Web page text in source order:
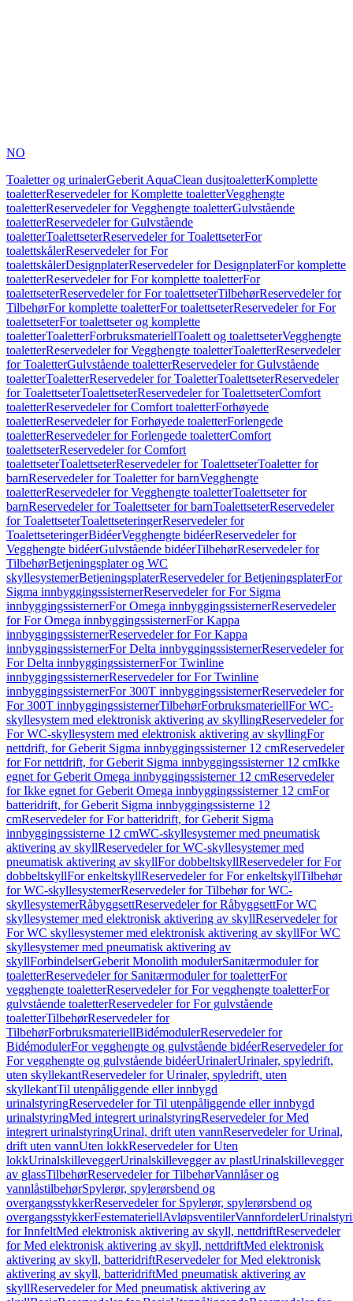
NO
Toaletter og urinalerGeberit AquaClean dusjtoaletterKomplette
toaletterReservedeler for Komplette toaletterVegghengte
toaletterReservedeler for Vegghengte toaletterGulvstående
toaletterReservedeler for Gulvstående
toaletterToalettseterReservedeler for ToalettseterFor
toalettskålerReservedeler for For
toalettskålerDesignplaterReservedeler for DesignplaterFor komplette
toaletterReservedeler for For komplette toaletterFor
toalettseterReservedeler for For toalettseterTilbehørReservedeler for
TilbehørFor komplette toaletterFor toalettseterReservedeler for For
toalettseterFor toalettseter og komplette
toaletterToaletterForbruksmateriellToalett og toalettseterVegghengte
toaletterReservedeler for Vegghengte toaletterToaletterReservedeler
for ToaletterGulvstående toaletterReservedeler for Gulvstående
toaletterToaletterReservedeler for ToaletterToalettseterReservedeler
for ToalettseterToalettseterReservedeler for ToalettseterComfort
toaletterReservedeler for Comfort toaletterForhøyede
toaletterReservedeler for Forhøyede toaletterForlengede
toaletterReservedeler for Forlengede toaletterComfort
toalettseterReservedeler for Comfort
toalettseterToalettseterReservedeler for ToalettseterToaletter for
barnReservedeler for Toaletter for barnVegghengte
toaletterReservedeler for Vegghengte toaletterToalettseter for
barnReservedeler for Toalettseter for barnToalettseterReservedeler
for ToalettseterToalettseteringerReservedeler for
ToalettseteringerBidéerVegghengte bidéerReservedeler for
Vegghengte bidéerGulvstående bidéerTilbehørReservedeler for
TilbehørBetjeningsplater og WC
skyllesystemerBetjeningsplaterReservedeler for BetjeningsplaterFor
Sigma innbyggingssisternerReservedeler for For Sigma
innbyggingssisternerFor Omega innbyggingssisternerReservedeler
for For Omega innbyggingssisternerFor Kappa
innbyggingssisternerReservedeler for For Kappa
innbyggingssisternerFor Delta innbyggingssisternerReservedeler for
For Delta innbyggingssisternerFor Twinline
innbyggingssisternerReservedeler for For Twinline
innbyggingssisternerFor 300T innbyggingssisternerReservedeler for
For 300T innbyggingssisternerTilbehørForbruksmateriellFor WC-
skyllesystem med elektronisk aktivering av skyllingReservedeler for
For WC-skyllesystem med elektronisk aktivering av skyllingFor
nettdrift, for Geberit Sigma innbyggingssisterner 12 cmReservedeler
for For nettdrift, for Geberit Sigma innbyggingssisterner 12 cmIkke
egnet for Geberit Omega innbyggingssisterner 12 cmReservedeler
for Ikke egnet for Geberit Omega innbyggingssisterner 12 cmFor
batteridrift, for Geberit Sigma innbyggingssisterne 12
cmReservedeler for For batteridrift, for Geberit Sigma
innbyggingssisterne 12 cmWC-skyllesystemer med pneumatisk
aktivering av skyllReservedeler for WC-skyllesystemer med
pneumatisk aktivering av skyllFor dobbeltskyllReservedeler for For
dobbeltskyllFor enkeltskyllReservedeler for For enkeltskyllTilbehør
for WC-skyllesystemerReservedeler for Tilbehør for WC-
skyllesystemerRåbyggsettReservedeler for RåbyggsettFor WC
skyllesystemer med elektronisk aktivering av skyllReservedeler for
For WC skyllesystemer med elektronisk aktivering av skyllFor WC
skyllesystemer med pneumatisk aktivering av
skyllForbindelserGeberit Monolith modulerSanitærmoduler for
toaletterReservedeler for Sanitærmoduler for toaletterFor
vegghengte toaletterReservedeler for For vegghengte toaletterFor
gulvstående toaletterReservedeler for For gulvstående
toaletterTilbehørReservedeler for
TilbehørForbruksmateriellBidémodulerReservedeler for
BidémodulerFor vegghengte og gulvstående bidéerReservedeler for
For vegghengte og gulvstående bidéerUrinalerUrinaler, spyledrift,
uten skyllekantReservedeler for Urinaler, spyledrift, uten
skyllekantTil utenpåliggende eller innbygd
urinalstyringReservedeler for Til utenpåliggende eller innbygd
urinalstyringMed integrert urinalstyringReservedeler for Med
integrert urinalstyringUrinal, drift uten vannReservedeler for Urinal,
drift uten vannUten lokkReservedeler for Uten
lokkUrinalskilleveggerUrinalskillevegger av plastUrinalskillevegger
av glassTilbehørReservedeler for TilbehørVannlåser og
vannlåstilbehørSpylerør, spylerørsbend og
overgangsstykkerReservedeler for Spylerør, spylerørsbend og
overgangsstykkerFestemateriellAvløpsventilerVannfordeler
for InnfeltMed elektronisk aktivering av skyll, nettdriftReservedeler
for Med elektronisk aktivering av skyll, nettdriftMed elektronisk
aktivering av skyll, batteridriftReservedeler for Med elektronisk
aktivering av skyll, batteridriftMed pneumatisk aktivering av
skyllReservedeler for Med pneumatisk aktivering av